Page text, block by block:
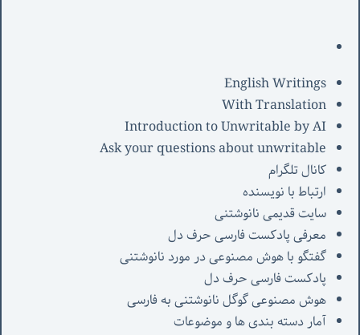
English Writings
With Translation
Introduction to Unwritable by AI
Ask your questions about unwritable
کانال تلگرام
ارتباط با نویسنده
سایت قدیمی نانوشتنی
معرفی پادکست فارسی حرف دل
گفتگو با هوش مصنوعی در مورد نانوشتنی
پادکست فارسی حرف دل
هوش مصنوعی گوگل نانوشتنی به فارسی
آمار دسته بندی ها و موضوعات